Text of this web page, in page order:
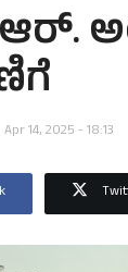
Apr 14, 2025 - 18:13